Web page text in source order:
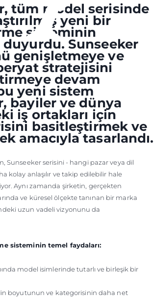
tüm model serisinde
yeni bir
sisteminin
duyurdu. Sunseeker
genişletmeye ve
stratejisini
devam
yeni sistem
bayiler ve dünya
iş ortakları için
basitleştirmek ve
amacıyla tasarlandı.
Sunseeker serisini - hangi pazar veya dil
kolay anlaşılır ve takip edilebilir hale
Aynı zamanda şirketin, gerçekten
ve küresel ölçekte tanınan bir marka
uzun vadeli vizyonunu da
sisteminin temel faydaları:
model isimlerinde tutarlı ve birleşik bir
boyutunun ve kategorisinin daha net